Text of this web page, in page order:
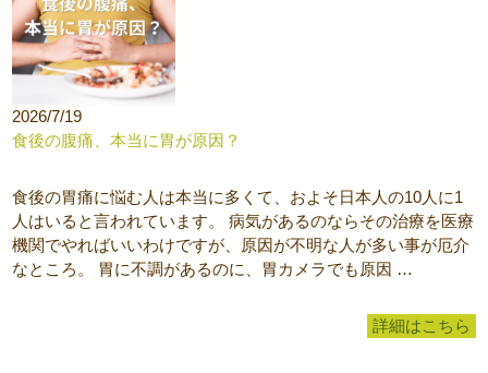
2026/7/19
食後の腹痛、本当に胃が原因？
食後の胃痛に悩む人は本当に多くて、およそ日本人の10人に1
人はいると言われています。 病気があるのならその治療を医療
機関でやればいいわけですが、原因が不明な人が多い事が厄介
なところ。 胃に不調があるのに、胃カメラでも原因 …
詳細はこちら